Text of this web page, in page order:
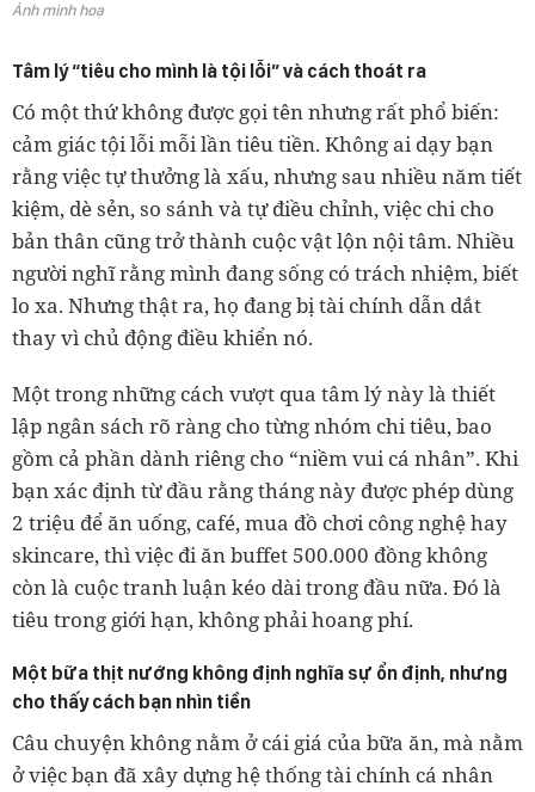
Ảnh minh hoạ
Tâm lý “tiêu cho mình là tội lỗi” và cách thoát ra
Có một thứ không được gọi tên nhưng rất phổ biến:
cảm giác tội lỗi mỗi lần tiêu tiền. Không ai dạy bạn
rằng việc tự thưởng là xấu, nhưng sau nhiều năm tiết
kiệm, dè sẻn, so sánh và tự điều chỉnh, việc chi cho
bản thân cũng trở thành cuộc vật lộn nội tâm. Nhiều
người nghĩ rằng mình đang sống có trách nhiệm, biết
lo xa. Nhưng thật ra, họ đang bị tài chính dẫn dắt
thay vì chủ động điều khiển nó.
Một trong những cách vượt qua tâm lý này là thiết
lập ngân sách rõ ràng cho từng nhóm chi tiêu, bao
gồm cả phần dành riêng cho “niềm vui cá nhân”. Khi
bạn xác định từ đầu rằng tháng này được phép dùng
2 triệu để ăn uống, café, mua đồ chơi công nghệ hay
skincare, thì việc đi ăn buffet 500.000 đồng không
còn là cuộc tranh luận kéo dài trong đầu nữa. Đó là
tiêu trong giới hạn, không phải hoang phí.
Một bữa thịt nướng không định nghĩa sự ổn định, nhưng
cho thấy cách bạn nhìn tiền
Câu chuyện không nằm ở cái giá của bữa ăn, mà nằm
ở việc bạn đã xây dựng hệ thống tài chính cá nhân